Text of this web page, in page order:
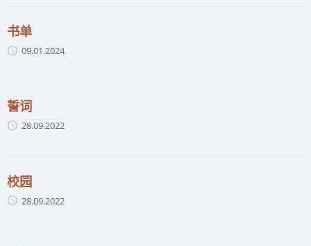
书单
09.01.2024
誓词
28.09.2022
校园
28.09.2022